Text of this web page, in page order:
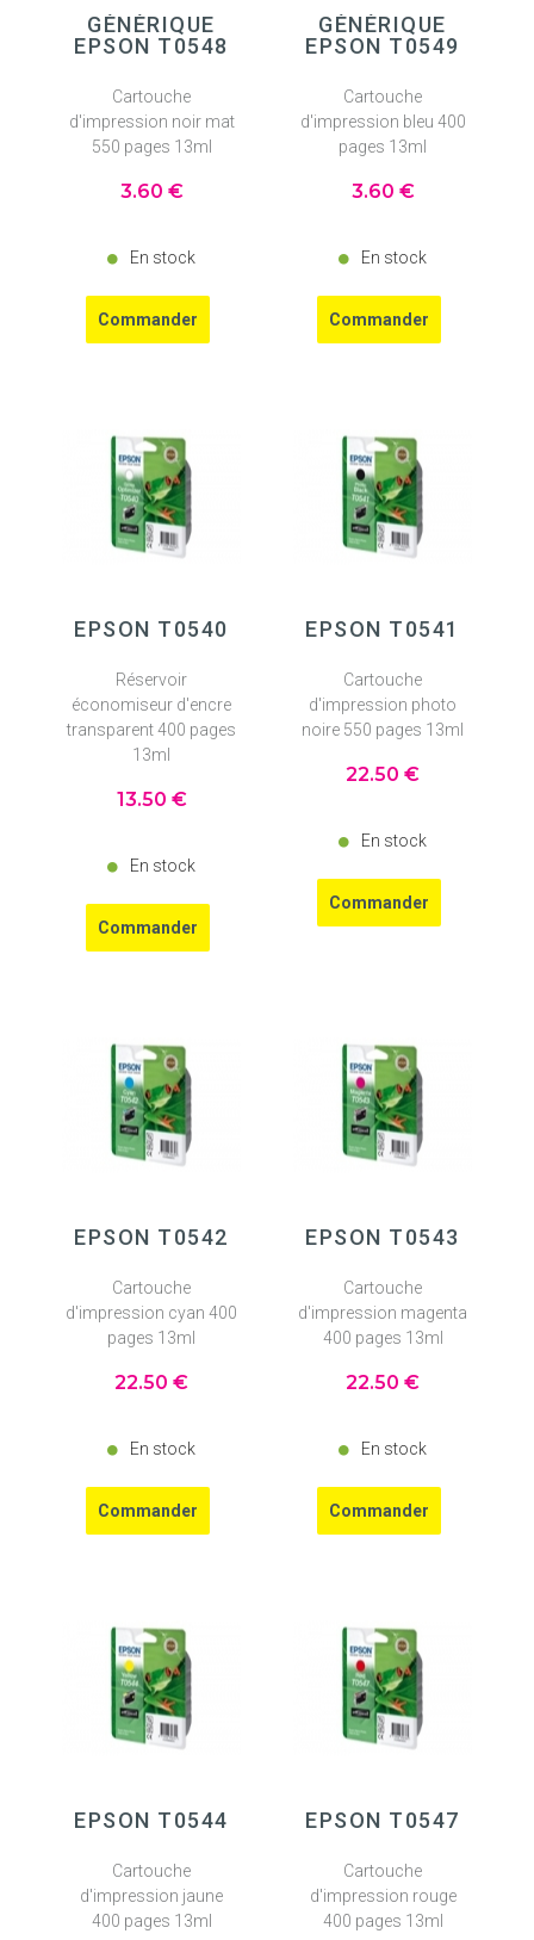
GÉNÉRIQUE
EPSON T0548
Cartouche
d'impression noir mat
550 pages 13ml
3.60 €
En stock
GÉNÉRIQUE
EPSON T0549
Cartouche
d'impression bleu 400
pages 13ml
3.60 €
En stock
EPSON T0540
Réservoir
économiseur d'encre
transparent 400 pages
13ml
13.50 €
En stock
EPSON T0541
Cartouche
d'impression photo
noire 550 pages 13ml
22.50 €
En stock
EPSON T0542
Cartouche
d'impression cyan 400
pages 13ml
22.50 €
En stock
EPSON T0543
Cartouche
d'impression magenta
400 pages 13ml
22.50 €
En stock
EPSON T0544
Cartouche
d'impression jaune
400 pages 13ml
EPSON T0547
Cartouche
d'impression rouge
400 pages 13ml